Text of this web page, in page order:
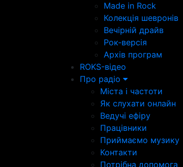
Made in Rock
Колекція шевронів
Вечірній драйв
Рок-версія
Архів програм
ROKS-відео
Про радіо
Міста і частоти
Як слухати онлайн
Ведучі ефіру
Працівники
Приймаємо музику
Контакти
Потрібна допомога